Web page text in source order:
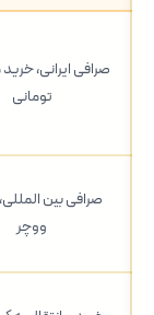
صرافی ایرانی،
تومانی
صرافی بین
ووچر